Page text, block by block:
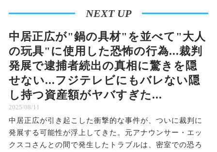
NEXT UP
中居正広が"鍋の具材"を並べて"大人
の玩具"に使用した恐怖の行為...裁判
発展で逮捕者続出の真相に驚きを隠
せない...フジテレビにもバレない隠
し持つ資産額がヤバすぎた...
2025/08/11
中居正広が引き起こした衝撃的な事件が、ついに裁判に
発展する可能性が浮上してきた。元アナウンサー・エッ
クスコさんとの間で発生したトラブルは、密室での恐ろ